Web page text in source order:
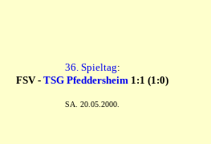
36. Spieltag:
FSV - TSG Pfeddersheim 1:1 (1:0)
SA. 20.05.2000.